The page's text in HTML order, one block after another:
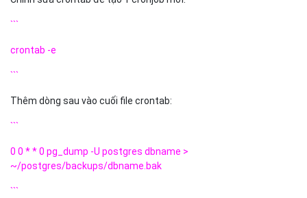
```
crontab -e
```
Thêm dòng sau vào cuối file crontab:
```
0 0 * * 0 pg_dump -U postgres dbname >
~/postgres/backups/dbname.bak
```